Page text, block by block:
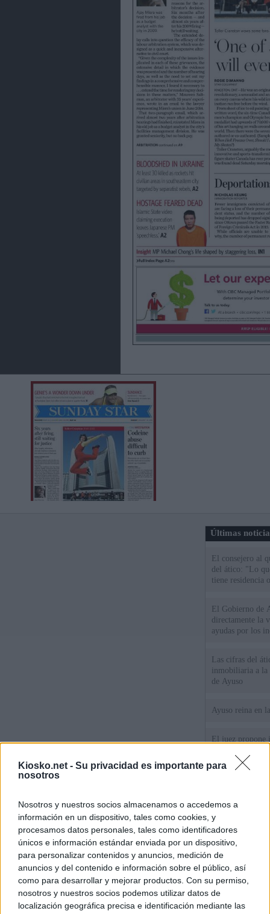
Kiosko.net - Su privacidad es importante para
nosotros
Nosotros y nuestros socios almacenamos o accedemos a
información en un dispositivo, tales como cookies, y
procesamos datos personales, tales como identificadores
únicos e información estándar enviada por un dispositivo,
para personalizar contenidos y anuncios, medición de
anuncios y del contenido e información sobre el público, así
como para desarrollar y mejorar productos. Con su permiso,
nosotros y nuestros socios podemos utilizar datos de
localización geográfica precisa e identificación mediante las
Últimas
El consejero al
del ático: "Lo
tiene residencia
El Gobierno de
directamente la
ayudas por los
Las cifras del
inmobiliaria a la
de Ayuso
Ayuso reina en
El juez propone
jefa" Ayuso
15 de agosto
Privacidad y Cookies